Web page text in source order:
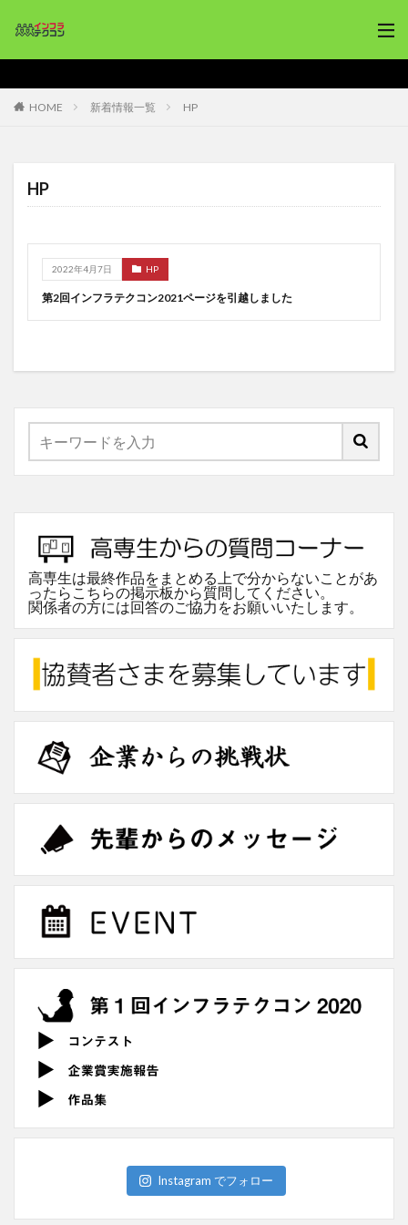
HOME 新着情報一覧 HP
HP
2022年4月7日 HP
第2回インフラテクコン2021ページを引越しました
高専生は最終作品をまとめる上で分からないことがあ
ったらこちらの掲示板から質問してください。
関係者の方には回答のご協力をお願いいたします。
Instagram でフォロー